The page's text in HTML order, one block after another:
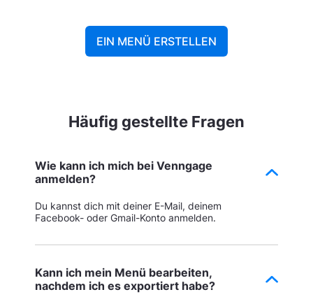
EIN MENÜ ERSTELLEN
Häufig gestellte Fragen
Wie kann ich mich bei Venngage
anmelden?
Du kannst dich mit deiner E-Mail, deinem
Facebook- oder Gmail-Konto anmelden.
Kann ich mein Menü bearbeiten,
nachdem ich es exportiert habe?